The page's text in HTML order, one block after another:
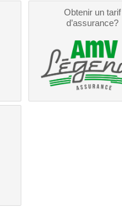
Obtenir un tarif
d’assurance?